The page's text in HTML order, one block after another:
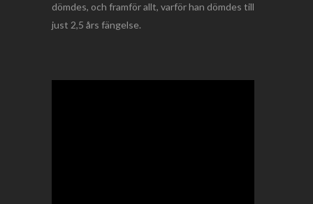
dömdes, och framför allt, varför han dömdes till
just 2,5 års fängelse.